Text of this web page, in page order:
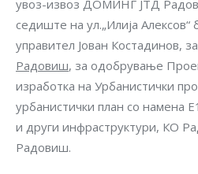
увоз-извоз ДОМИНГ ЈТД
седиште на ул.„Илија
управител Јован Костадинов, за
Радовиш, за одобрување
изработка на Урбанистички
урбанистички план со намена
и други инфраструктури, КО
Радовиш.